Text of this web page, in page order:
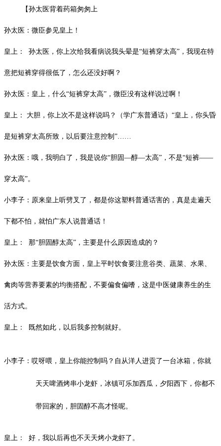
【孙太医背着药箱匆匆上
孙太医：微臣参见皇上！
皇上： 孙太医，你上次给我看病说我头晕是“短裤穿太高”，我现在特
意把短裤穿得很低了，怎么还没好啊？
孙太医：皇上，什么“短裤穿太高”，微臣没有这样说过啊！
皇上： 大胆，你上次不是这样说吗？（学广东普通话） “皇上，你头昏
是短裤穿太高所致，以后要注意控制”……
孙太医：哦，我明白了，我是说你“胆固—醇—太高”，不是“短裤——
穿太高”。
小李子：原来皇上听劈叉了，都是你这塑料普通话害的，真是走遍天
下都不怕，就怕广东人说普通话！
皇上： 那“胆固醇太高”，主要是什么原因造成的？
孙太医：主要是饮食方面，皇上平时饮食要注意谷类、蔬菜、水果、
禽肉等营养要素的均衡搭配，不要偏食偏嗜 ，这是中医健康养生的生
活方式。
皇上： 既然如此，以后我多控制就好。
小李子：哎呀喂，皇上你能控制吗？自从洋人进贡了一台冰箱，你就
天天啤酒烤串小龙虾，冰镇可乐加西瓜，夕阳西下，你都不
带回家的，胆固醇不高才怪呢。
皇上： 好，我以后再也不天天烤小龙虾了。